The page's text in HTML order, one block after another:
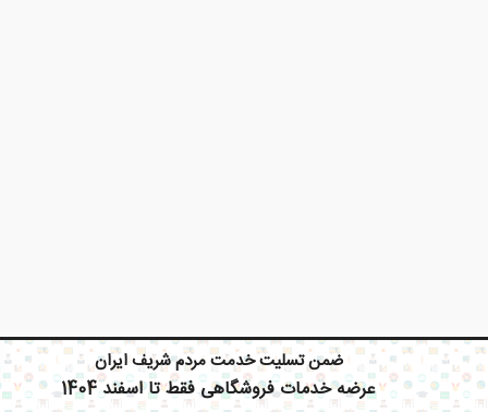
ضمن تسلیت خدمت مردم شریف ایران
عرضه خدمات فروشگاهی فقط تا اسفند 1404